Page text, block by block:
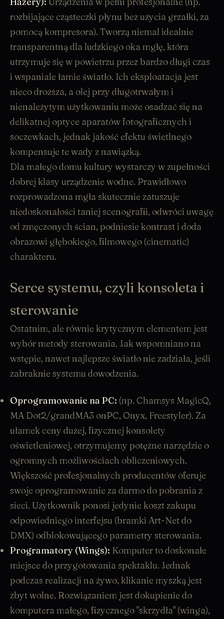
rozbijające cząsteczki płynu bez użycia grzałki, za
pomocą kompresora). Tworzą niemal idealnie
transparentną dla ludzkiego oka mgłę, która
utrzymuje się w powietrzu przez bardzo długi czas
i wspaniale łamie światło. Ich eksploatacja jest
nieco droższa, a olej przy długotrwałym i
nienależytym użytkowaniu może osadzać się na
delikatnej optyce aparatów fotograficznych i
soczewkach, jednak jakość efektu świetlnego
kompensuje te wady z nawiązką.
Dla małego domu kultury wystarczy w zupełności
dobrej klasy urządzenie wodne. Prawidłowo
rozprowadzona mgła skutecznie zatuszuje
niedoskonałości taniej scenografii, odwróci uwagę
od zmęczonych ścian, podniesie kontrast i doda
obrazowi głębokiego, filmowego (cinematic)
charakteru.
Serce systemu, czyli konsoleta i
sterowanie
Ostatnim, ale równie krytycznym elementem jest
wybór metody sterowania. Jak wspomniano na
wstępie, nawet najlepsze światło nie zadziała, jeśli
zabraknie systemu dowodzenia.
Oprogramowanie na PC: (np. Chamsys MagicQ,
MA Dot2/grandMA3 onPC, Onyx, Freestyler). Za
ułamek ceny dużej, fizycznej konsolety
oświetleniowej, otrzymujemy potężne narzędzie o
ogromnych możliwościach obliczeniowych.
Większość profesjonalnych producentów oferuje
swoje oprogramowanie za darmo do pobrania z
sieci. Użytkownik ponosi jedynie koszt zakupu
odpowiedniegointerfejsu (bramki Art-Net do
DMX) odblokowującego parametry sterowania.
Programatory (Wings): Komputer to doskonałe
miejsce do przygotowania spektaklu. Jednak
podczas realizacji na żywo, klikanie myszką jest
zbyt wolne. Rozwiązaniem jest dokupienie do
komputera małego, fizycznego "skrzydła" (winga),